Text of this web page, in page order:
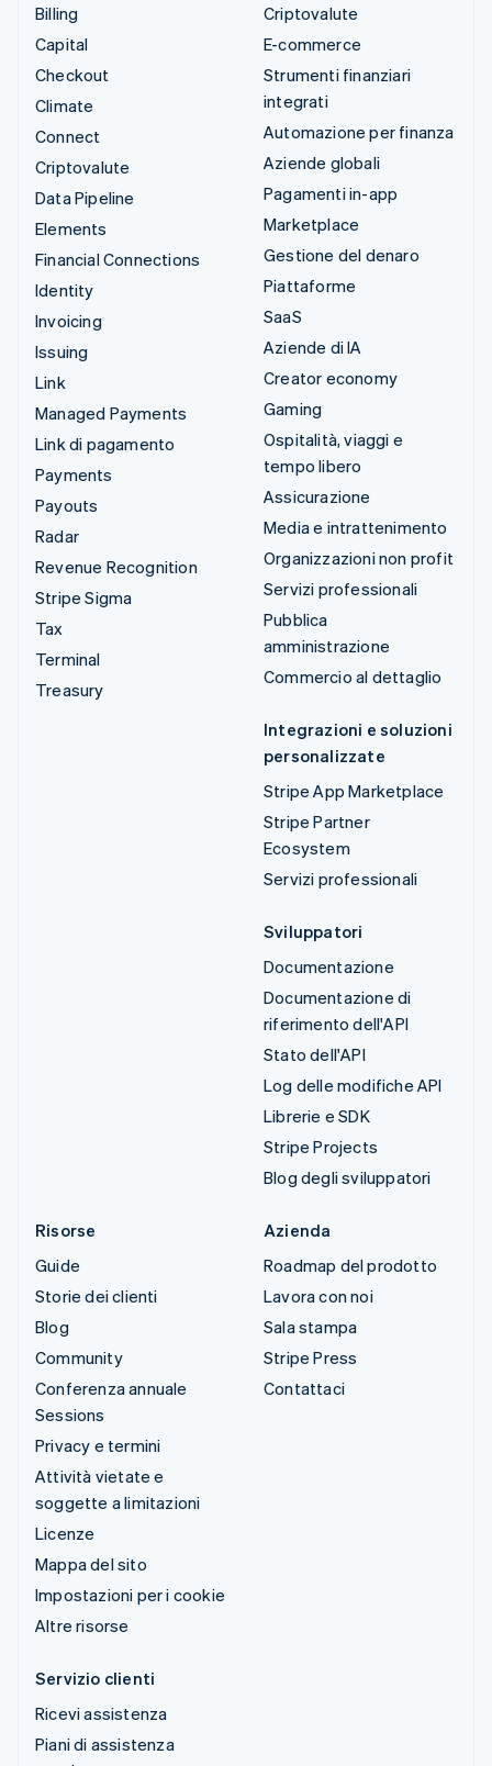
Billing
Capital
Checkout
Climate
Connect
Criptovalute
Data Pipeline
Elements
Financial Connections
Identity
Invoicing
Issuing
Link
Managed Payments
Link di pagamento
Payments
Payouts
Radar
Revenue Recognition
Stripe Sigma
Tax
Terminal
Treasury
Criptovalute
E-commerce
Strumenti finanziari
integrati
Automazione per finanza
Aziende globali
Pagamenti in-app
Marketplace
Gestione del denaro
Piattaforme
SaaS
Aziende di IA
Creator economy
Gaming
Ospitalità, viaggi e
tempo libero
Assicurazione
Media e intrattenimento
Organizzazioni non profit
Servizi professionali
Pubblica
amministrazione
Commercio al dettaglio
Integrazioni e soluzioni
personalizzate
Stripe App Marketplace
Stripe Partner
Ecosystem
Servizi professionali
Sviluppatori
Documentazione
Documentazione di
riferimento dell'API
Stato dell'API
Log delle modifiche API
Librerie e SDK
Stripe Projects
Blog degli sviluppatori
Risorse
Guide
Storie dei clienti
Blog
Community
Conferenza annuale
Sessions
Privacy e termini
Attività vietate e
soggette a limitazioni
Licenze
Mappa del sito
Impostazioni per i cookie
Altre risorse
Azienda
Roadmap del prodotto
Lavora con noi
Sala stampa
Stripe Press
Contattaci
Servizio clienti
Ricevi assistenza
Piani di assistenza